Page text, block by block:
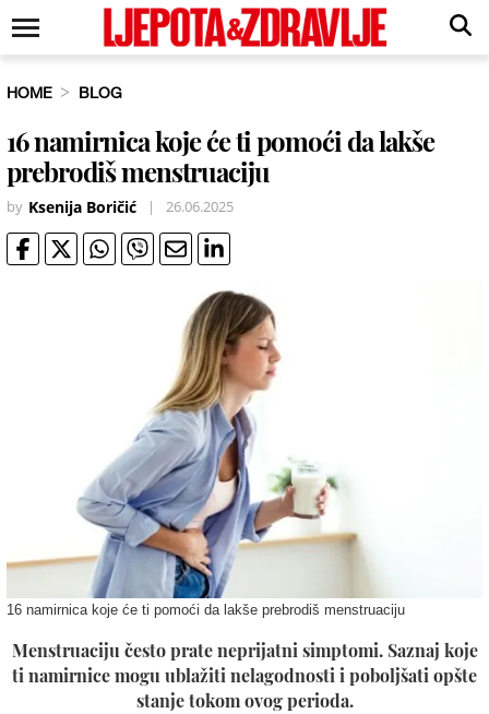
HOME BLOG
16 namirnica koje će ti pomoći da lakše
prebrodiš menstruaciju
by Ksenija Boričić | 26.06.2025
16 namirnica koje će ti pomoći da lakše prebrodiš menstruaciju
Menstruaciju često prate neprijatni simptomi. Saznaj koje
ti namirnice mogu ublažiti nelagodnosti i poboljšati opšte
stanje tokom ovog perioda.